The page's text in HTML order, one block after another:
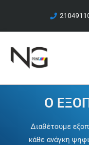
Ο
Διαθέτουμε
κάθε ανάγκη